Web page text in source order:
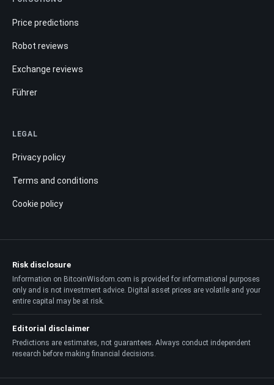
Price predictions
Robot reviews
Exchange reviews
Führer
LEGAL
Privacy policy
Terms and conditions
Cookie policy
Risk disclosure
Information on BitcoinWisdom.com is provided for informational purposes
only and is not investment advice. Digital asset prices are volatile and your
entire capital may be at risk.
Editorial disclaimer
Predictions are estimates, not guarantees. Always conduct independent
research before making financial decisions.